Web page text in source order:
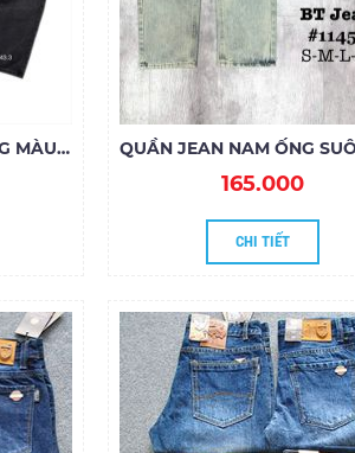
SỈ JEAN NAM ỐNG SUÔNG MÀU ĐẬM
165.000
CHI TIẾT